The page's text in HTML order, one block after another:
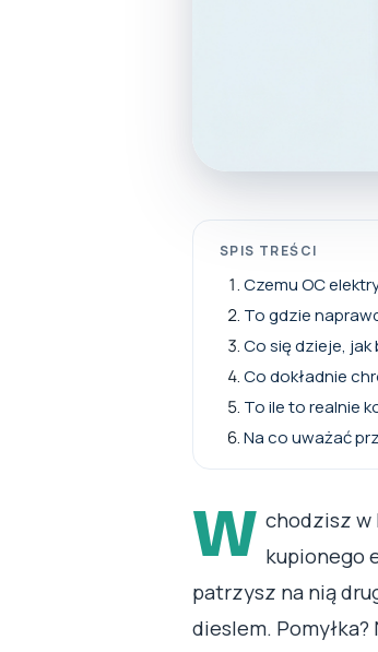
SPIS TREŚCI
Czemu OC
To gdzie
Co się dzieje,
Co dokładnie
To ile to realnie
Na co uważać
W chodzisz w
kupionego
patrzysz na nią
dieslem.